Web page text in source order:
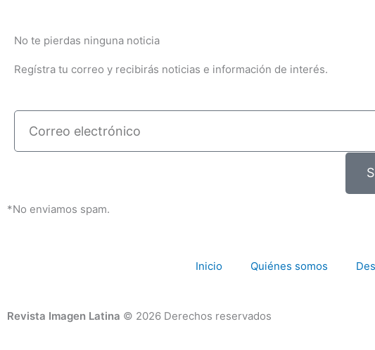
No te pierdas ninguna noticia
Regístra tu correo y recibirás noticias e información de interés.
Correo
electrónico
*No enviamos spam.
Inicio Quiénes somos
Revista Imagen Latina © 2026 Derechos reservados